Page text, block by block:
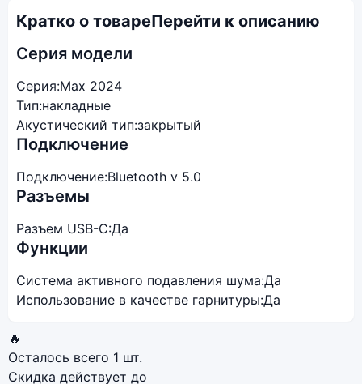
Кратко о товареПерейти к описанию
Серия модели
Серия:Max 2024
Тип:накладные
Акустический тип:закрытый
Подключение
Подключение:Bluetooth v 5.0
Разъемы
Разъем USB-C:Да
Функции
Система активного подавления шума:Да
Использование в качестве гарнитуры:Да
🔥
Осталось всего 1 шт.
Скидка действует до